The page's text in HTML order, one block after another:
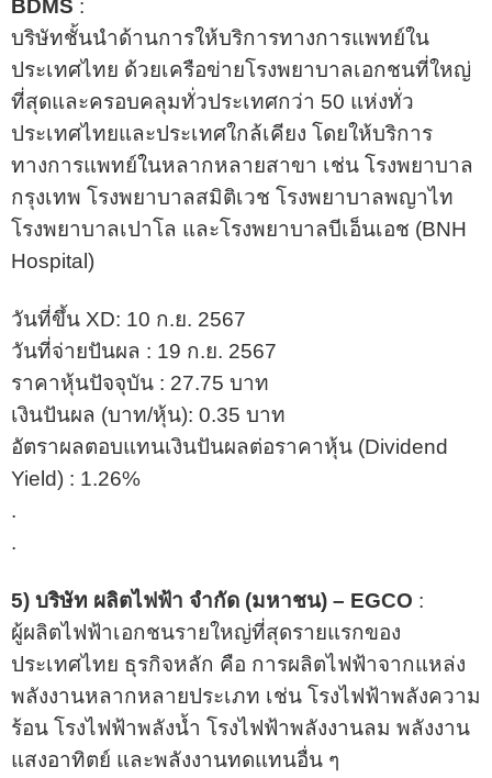
BDMS :
บริษัทชั้นนำด้านการให้บริการทางการแพทย์ใน
ประเทศไทย ด้วยเครือข่ายโรงพยาบาลเอกชนที่ใหญ่
ที่สุดและครอบคลุมทั่วประเทศกว่า 50 แห่งทั่ว
ประเทศไทยและประเทศใกล้เคียง โดยให้บริการ
ทางการแพทย์ในหลากหลายสาขา เช่น โรงพยาบาล
กรุงเทพ โรงพยาบาลสมิติเวช โรงพยาบาลพญาไท
โรงพยาบาลเปาโล และโรงพยาบาลบีเอ็นเอช (BNH
Hospital)
วันที่ขึ้น XD: 10 ก.ย. 2567
วันที่จ่ายปันผล : 19 ก.ย. 2567
ราคาหุ้นปัจจุบัน : 27.75 บาท
เงินปันผล (บาท/หุ้น): 0.35 บาท
อัตราผลตอบแทนเงินปันผลต่อราคาหุ้น (Dividend
Yield) : 1.26%
.
.
5) บริษัท ผลิตไฟฟ้า จำกัด (มหาชน) – EGCO :
ผู้ผลิตไฟฟ้าเอกชนรายใหญ่ที่สุดรายแรกของ
ประเทศไทย ธุรกิจหลัก คือ การผลิตไฟฟ้าจากแหล่ง
พลังงานหลากหลายประเภท เช่น โรงไฟฟ้าพลังความ
ร้อน โรงไฟฟ้าพลังน้ำ โรงไฟฟ้าพลังงานลม พลังงาน
แสงอาทิตย์ และพลังงานทดแทนอื่น ๆ